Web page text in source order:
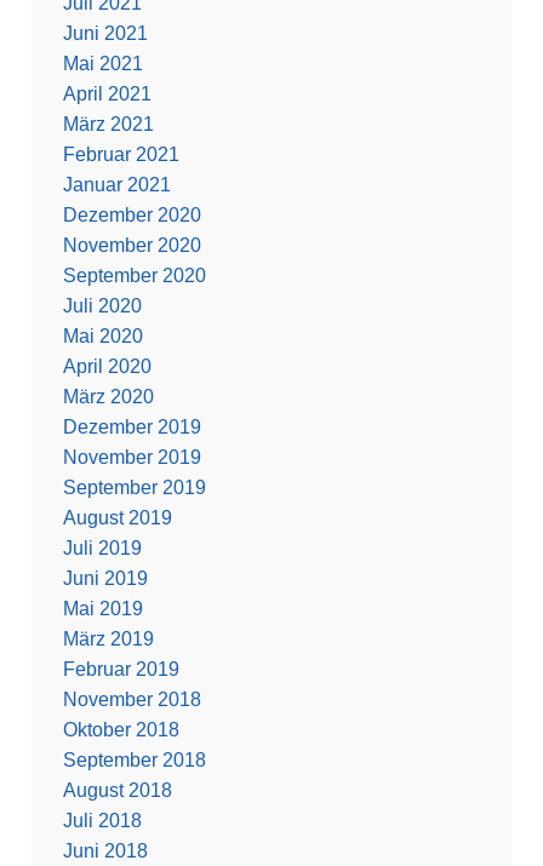
Juni 2021
Mai 2021
April 2021
März 2021
Februar 2021
Januar 2021
Dezember 2020
November 2020
September 2020
Juli 2020
Mai 2020
April 2020
März 2020
Dezember 2019
November 2019
September 2019
August 2019
Juli 2019
Juni 2019
Mai 2019
März 2019
Februar 2019
November 2018
Oktober 2018
September 2018
August 2018
Juli 2018
Juni 2018